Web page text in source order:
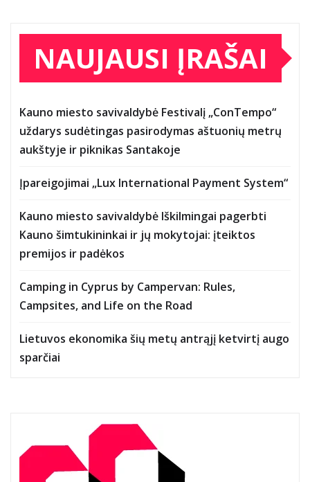
NAUJAUSI ĮRAŠAI
Kauno miesto savivaldybė Festivalį „ConTempo“
uždarys sudėtingas pasirodymas aštuonių metrų
aukštyje ir piknikas Santakoje
Įpareigojimai „Lux International Payment System“
Kauno miesto savivaldybė Iškilmingai pagerbti
Kauno šimtukininkai ir jų mokytojai: įteiktos
premijos ir padėkos
Camping in Cyprus by Campervan: Rules,
Campsites, and Life on the Road
Lietuvos ekonomika šių metų antrąjį ketvirtį augo
sparčiai